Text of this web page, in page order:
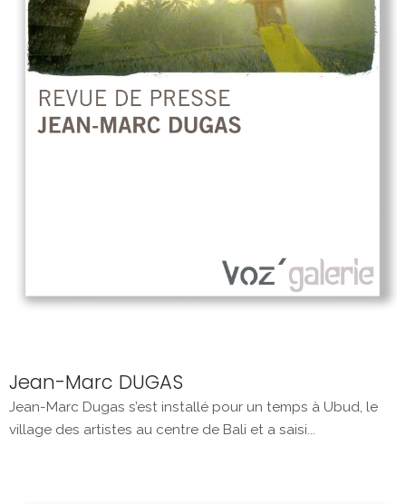
Jean-Marc DUGAS
Jean-Marc Dugas s’est installé pour un temps à Ubud, le
village des artistes au centre de Bali et a saisi...